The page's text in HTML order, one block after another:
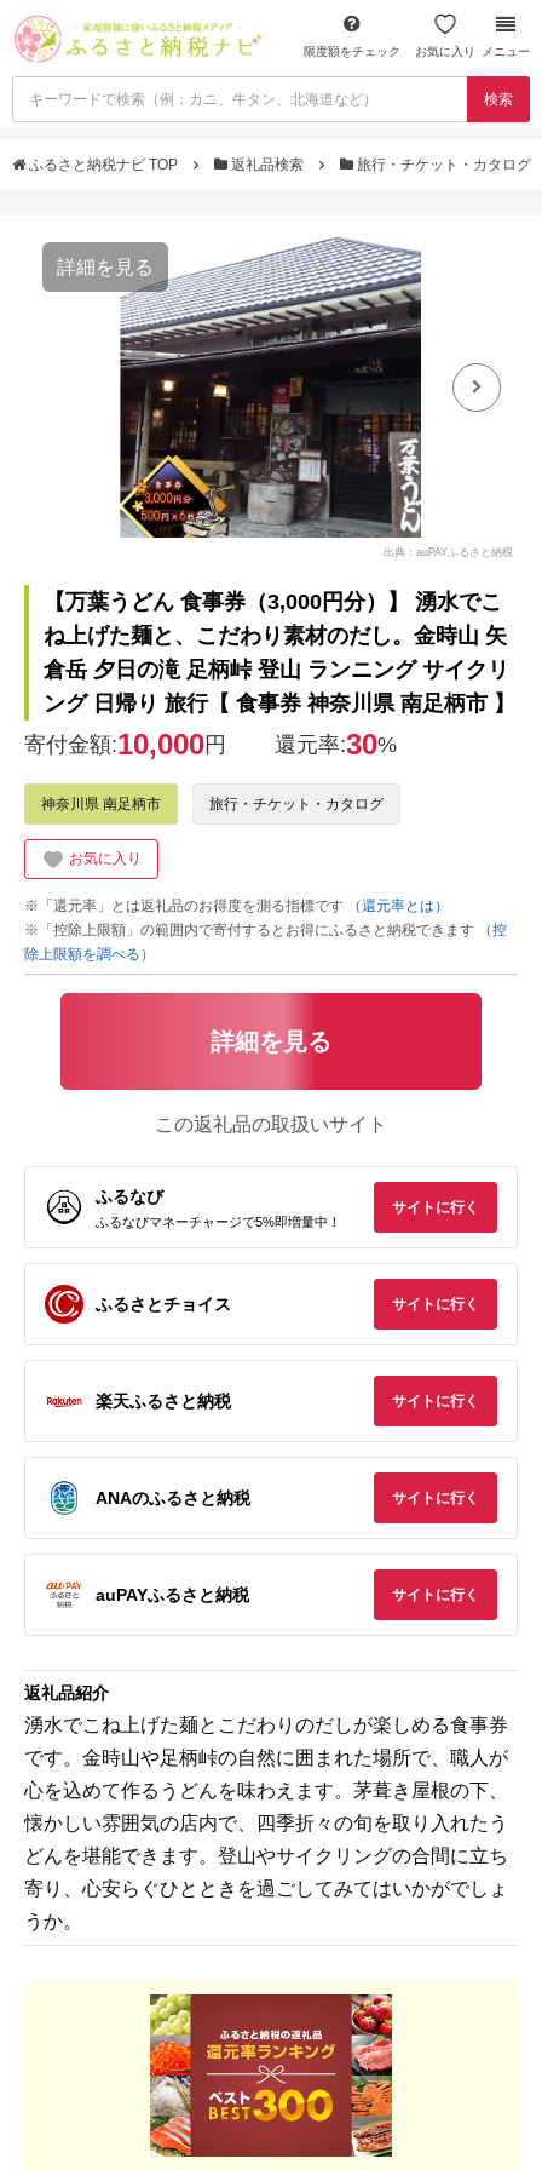
限度額をチェック お気に入り メニュー
検索
ふるさと納税ナビ TOP 返礼品検索 旅行・チケット・カタログ
詳細を見る
出典：auPAYふるさと納税
【万葉うどん 食事券（3,000円分）】 湧水でこ
ね上げた麺と、こだわり素材のだし。金時山 矢
倉岳 夕日の滝 足柄峠 登山 ランニング サイクリ
ング 日帰り 旅行【 食事券 神奈川県 南足柄市 】
寄付金額:10,000円 還元率:30%
神奈川県 南足柄市 旅行・チケット・カタログ
お気に入り
※「還元率」とは返礼品のお得度を測る指標です
（還元率とは）
※「控除上限額」の範囲内で寄付するとお得にふるさと納税できます
（控
除上限額を調べる）
詳細を見る
この返礼品の取扱いサイト
ふるなび
ふるなびマネーチャージで5%即増量中！
サイトに行く
ふるさとチョイス サイトに行く
楽天ふるさと納税 サイトに行く
ANAのふるさと納税 サイトに行く
auPAYふるさと納税 サイトに行く
返礼品紹介
湧水でこね上げた麺とこだわりのだしが楽しめる食事券
です。金時山や足柄峠の自然に囲まれた場所で、職人が
心を込めて作るうどんを味わえます。茅葺き屋根の下、
懐かしい雰囲気の店内で、四季折々の旬を取り入れたう
どんを堪能できます。登山やサイクリングの合間に立ち
寄り、心安らぐひとときを過ごしてみてはいかがでしょ
うか。